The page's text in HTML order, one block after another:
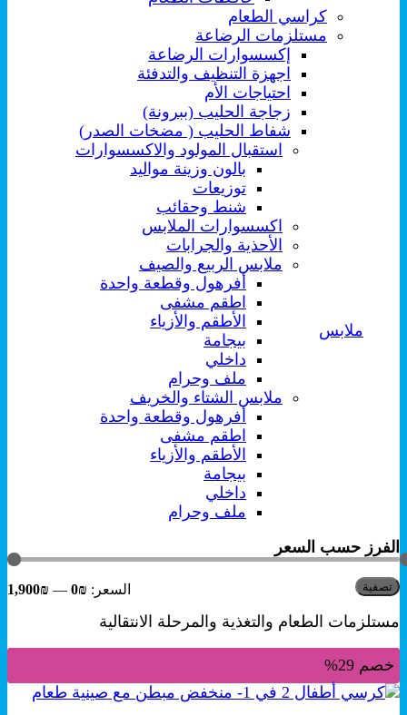
كراسي الطعام
مستلزمات الرضاعة
إكسسوارات الرضاعة
اجهزة التنظيف والتدفئة
احتياجات الأم
زجاجة الحليب (ببرونة)
شفاط الحليب ( مضخات الصدر)
ملابس
استقبال المولود والاكسسوارات
بالون وزينة مواليد
توزيعات
شنط وحقائب
اكسسوارات الملابس
الأحذية والجرابات
ملابس الربيع والصيف
أفرهول وقطعة واحدة
اطقم مشفى
الأطقم والأزياء
بيجامة
داخلي
ملف وحرام
ملابس الشتاء والخريف
أفرهول وقطعة واحدة
اطقم مشفى
الأطقم والأزياء
بيجامة
داخلي
ملف وحرام
الفرز حسب السعر
تصفية السعر: ₪0
—
₪1,900
مستلزمات الطعام والتغذية والمرحلة الانتقالية
خصم 29%